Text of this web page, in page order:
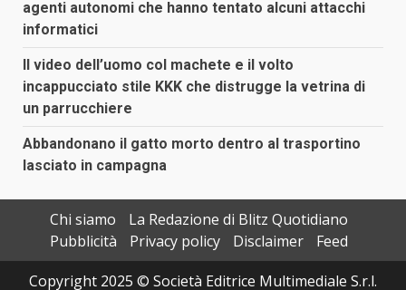
agenti autonomi che hanno tentato alcuni attacchi
informatici
Il video dell’uomo col machete e il volto
incappucciato stile KKK che distrugge la vetrina di
un parrucchiere
Abbandonano il gatto morto dentro al trasportino
lasciato in campagna
Chi siamo
La Redazione di Blitz Quotidiano
Pubblicità
Privacy policy Disclaimer
Feed
Copyright 2025 © Società Editrice Multimediale S.r.l.